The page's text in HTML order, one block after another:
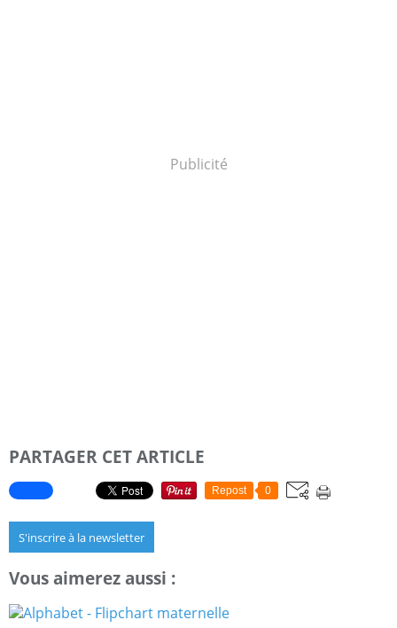
Publicité
PARTAGER CET ARTICLE
Repost 0
S'inscrire à la newsletter
Vous aimerez aussi :